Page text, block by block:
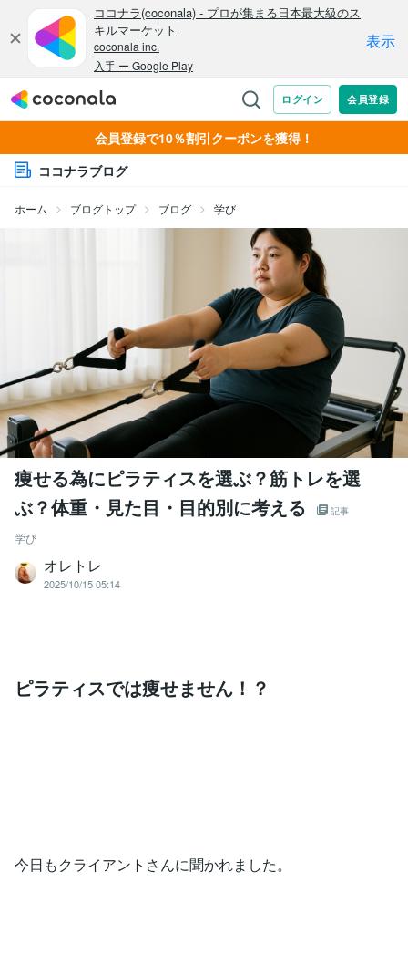
会員登録で10％割引クーポンを獲得！
ココナラブログ
ホーム ブログトップ ブログ 学び
痩せる為にピラティスを選ぶ？筋トレを選
ぶ？体重・見た目・目的別に考える
記事
学び
オレトレ
2025/10/15 05:14
ピラティスでは痩せません！？
今日もクライアントさんに聞かれました。